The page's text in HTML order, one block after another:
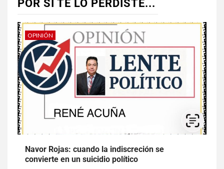
POR SI TE LO PERDISTE...
OPINIÓN
Navor Rojas: cuando la indiscreción se
convierte en un suicidio político